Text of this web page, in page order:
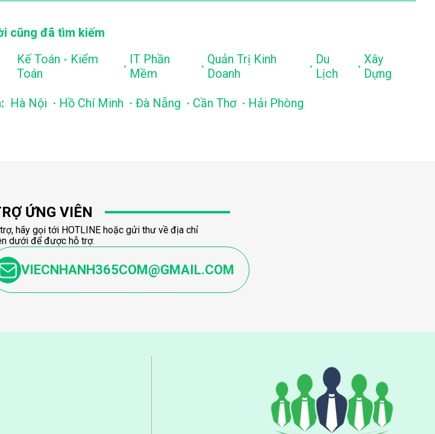
cũng đã tìm kiếm
Kế Toán - Kiểm
Toán
. IT Phần
Mềm
. Quản Trị Kinh
Doanh
. Du
Lịch
. Xây
Dựng
Hà Nội . Hồ Chí Minh . Đà Nẵng . Cần Thơ . Hải Phòng
ỨNG VIÊN
hãy gọi tới HOTLINE hoặc gửi thư về địa chỉ
dưới để được hỗ trợ.
VIECNHANH365COM@GMAIL.COM